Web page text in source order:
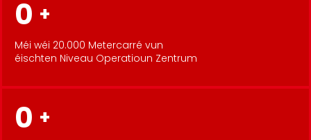
0 +
Méi wéi 20.000 Metercarré vun
éischten Niveau Operatioun Zentrum
0 +